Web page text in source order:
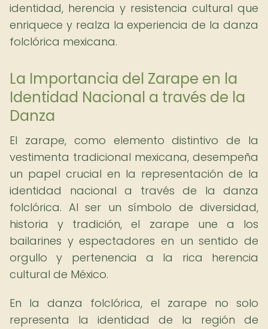
identidad, herencia y resistencia cultural que
enriquece y realza la experiencia de la danza
folclórica mexicana.
La Importancia del Zarape en la
Identidad Nacional a través de la
Danza
El zarape, como elemento distintivo de la
vestimenta tradicional mexicana, desempeña
un papel crucial en la representación de la
identidad nacional a través de la danza
folclórica. Al ser un símbolo de diversidad,
historia y tradición, el zarape une a los
bailarines y espectadores en un sentido de
orgullo y pertenencia a la rica herencia
cultural de México.
En la danza folclórica, el zarape no solo
representa la identidad de la región de